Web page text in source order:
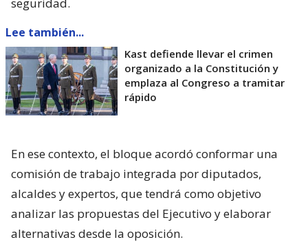
Lee también...
Kast defiende llevar el crimen
organizado a la Constitución y
emplaza al Congreso a tramitar
rápido
En ese contexto, el bloque acordó conformar una
comisión de trabajo integrada por diputados,
alcaldes y expertos, que tendrá como objetivo
analizar las propuestas del Ejecutivo y elaborar
alternativas desde la oposición.